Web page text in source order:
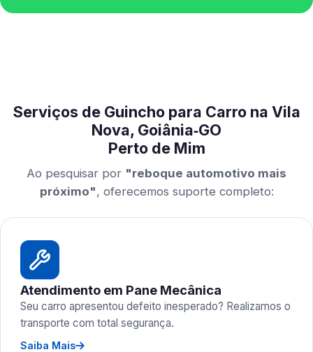
Serviços de Guincho para Carro na Vila
Nova, Goiânia‑GO
Perto de Mim
Ao pesquisar por "reboque automotivo mais
próximo", oferecemos suporte completo:
Atendimento em Pane Mecânica
Seu carro apresentou defeito inesperado? Realizamos o
transporte com total segurança.
Saiba Mais